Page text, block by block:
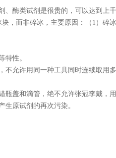
、酶类试剂是很贵的，可以达到上
，而非碎冰，主要原因：（ 1 ）碎
特性。
不允许用同一种工具同时连续取用
瓶盖和滴管，绝不允许张冠李戴，
生原试剂的再次污染。